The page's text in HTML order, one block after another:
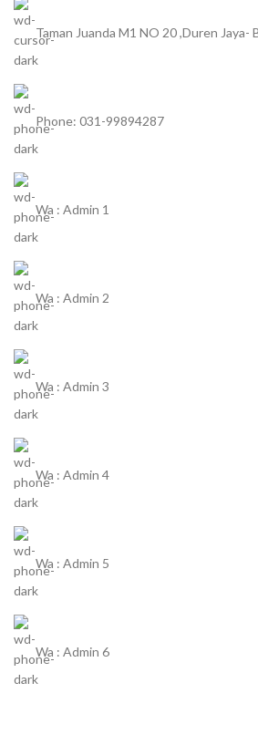
Taman Juanda M1 NO 20 ,Duren Jaya-
Phone: 031-99894287
Wa : Admin 1
Wa : Admin 2
Wa : Admin 3
Wa : Admin 4
Wa : Admin 5
Wa : Admin 6